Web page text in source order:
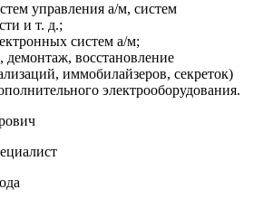
управления а/м, систем
и т. д.;
систем а/м;
демонтаж, восстановление
иммобилайзеров, секреток)
электрооборудования.